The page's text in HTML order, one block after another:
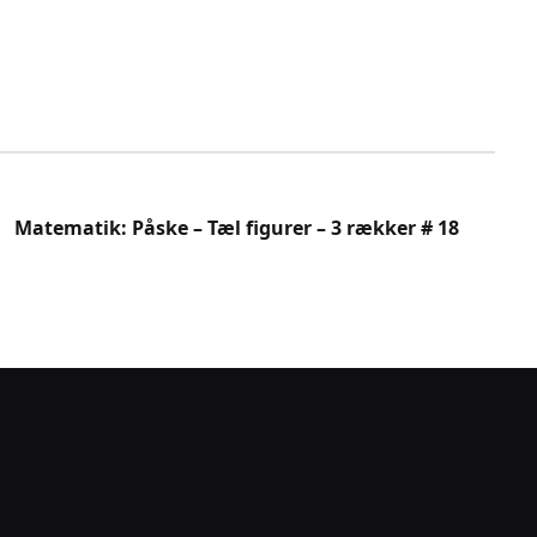
Matematik: Påske – Tæl figurer – 3 rækker # 18